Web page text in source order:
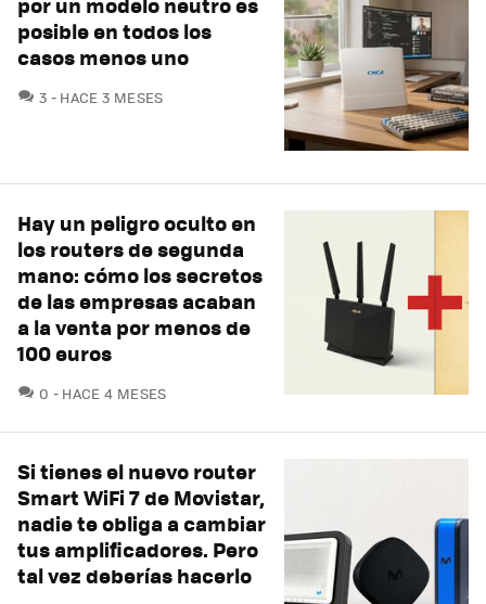
posible en todos los
casos menos uno
3 COMENTARIOS
HACE 3 MESES
Hay un peligro oculto en
los routers de segunda
mano: cómo los secretos
de las empresas acaban
a la venta por menos de
100 euros
0 COMENTARIOS
HACE 4 MESES
Si tienes el nuevo router
Smart WiFi 7 de Movistar,
nadie te obliga a cambiar
tus amplificadores. Pero
tal vez deberías hacerlo